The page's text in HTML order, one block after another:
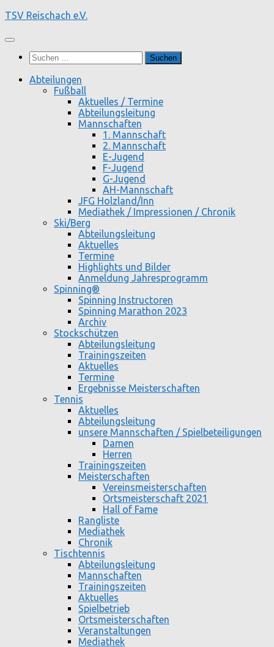
Zum
springen
TSV Reischach e.V.
Suchen
nach:
Abteilungen
Fußball
Aktuelles / Termine
Abteilungsleitung
Mannschaften
1. Mannschaft
2. Mannschaft
E-Jugend
F-Jugend
G-Jugend
AH-Mannschaft
JFG Holzland/Inn
Mediathek / Impressionen / Chronik
Ski/Berg
Abteilungsleitung
Aktuelles
Termine
Highlights und Bilder
Anmeldung Jahresprogramm
Spinning®
Spinning Instructoren
Spinning Marathon 2023
Archiv
Stockschützen
Abteilungsleitung
Trainingszeiten
Aktuelles
Termine
Ergebnisse Meisterschaften
Tennis
Aktuelles
Abteilungsleitung
unsere Mannschaften / Spielbeteiligungen
Damen
Herren
Trainingszeiten
Meisterschaften
Vereinsmeisterschaften
Ortsmeisterschaft 2021
Hall of Fame
Rangliste
Mediathek
Chronik
Tischtennis
Abteilungsleitung
Mannschaften
Trainingszeiten
Aktuelles
Spielbetrieb
Ortsmeisterschaften
Veranstaltungen
Mediathek